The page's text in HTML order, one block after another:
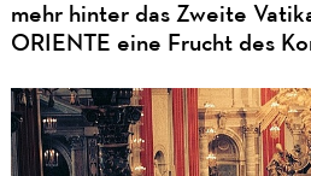
mehr hinter das Zweite
ORIENTE eine Frucht des